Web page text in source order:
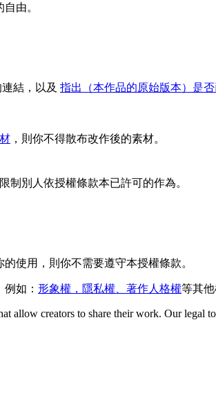
由。
結，以及 指出（本作品的原始版本）是
，則你不得散布改作後的素材。
限制別人依授權條款本已許可的作為。
的使用，則你不需要遵守本授權條款。
如： 形象權，隱私權、著作人格權等其
allow creators to share their work. Our legal